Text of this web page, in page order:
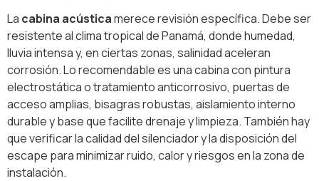
La cabina acústicamerece revisión específica. Debe ser
resistente al clima tropical de Panamá, donde humedad,
lluvia intensa y, en ciertas zonas, salinidad aceleran
corrosión. Lo recomendable es una cabina con pintura
electrostática o tratamiento anticorrosivo, puertas de
acceso amplias, bisagras robustas, aislamiento interno
durable y base que facilite drenaje y limpieza. También hay
que verificar la calidad del silenciador y la disposición del
escape para minimizar ruido, calor y riesgos en la zona de
instalación.